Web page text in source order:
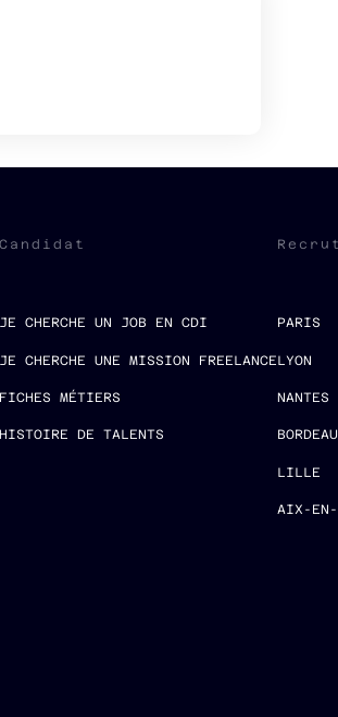
Candidat
JE CHERCHE UN JOB EN CDI
JE CHERCHE UNE MISSION FREELANCE
FICHES MÉTIERS
HISTOIRE DE TALENTS
PARIS
LYON
NANTES
LILLE
AIX-EN-